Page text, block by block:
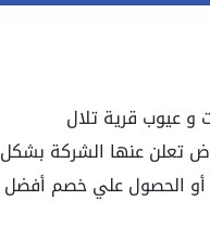
و عيوب قرية تلال
تعلن عنها الشركة بشكل
أو الحصول علي خصم أفضل